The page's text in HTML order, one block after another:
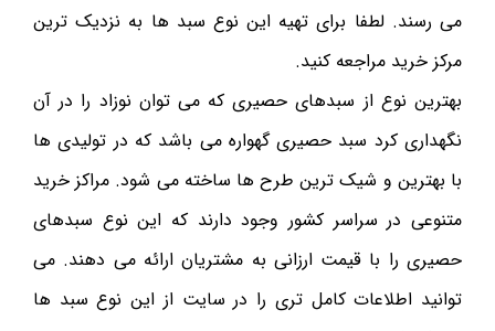
می رسند. لطفا برای تهیه این نوع سبد ها به نزدیک ترین
مرکز خرید مراجعه کنید.
بهترین نوع از سبدهای حصیری که می توان نوزاد را در آن
نگهداری کرد سبد حصیری گهواره می باشد که در تولیدی ها
با بهترین و شیک ترین طرح ها ساخته می شود. مراکز خرید
متنوعی در سراسر کشور وجود دارند که این نوع سبدهای
حصیری را با قیمت ارزانی به مشتریان ارائه می دهند. می
توانید اطلاعات کامل تری را در سایت از این نوع سبد ها